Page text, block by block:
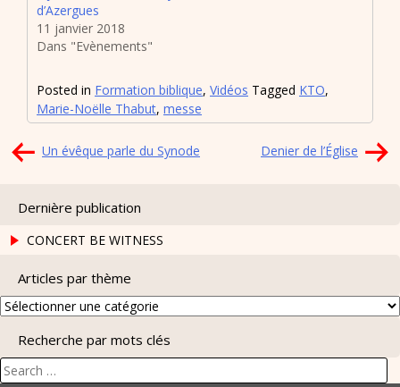
d’Azergues
11 janvier 2018
Dans "Evènements"
Posted in Formation biblique, Vidéos Tagged KTO,
Marie-Noëlle Thabut, messe
Navigation
l’article
Un évêque parle du Synode Denier de l’Église
Dernière publication
CONCERT BE WITNESS
Articles par thème
Articles
thèmeRecherche par mots clés
Search